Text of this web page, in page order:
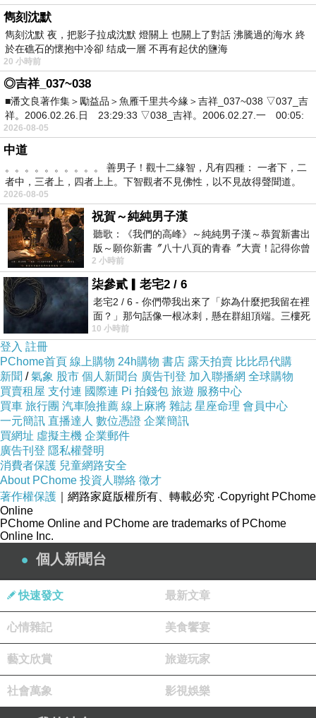
「三千多塊？應該不會呀，我等一下查看看，我記
票是這幾天到期的呀，哪有可能我們的存摺只有三
說著文強邊把皮包裡的託收簿拿出來看邊對秋雨說
廳的票是前天到期的呀，那張票有二十幾萬。」
「可是銀行說錢不夠扣款呀，為什麼會這樣？」秋
著手邊的高麗菜，這幾天文強買回來的高麗菜都爛
表看起來還好，有的是連心都爛的很離譜，這幾天
壞，每次大雨下完後就又出大太陽，難怪高麗菜會
白菜也好不到哪裡去。明知道買這樣的菜回來會被
又有什麼辦法呢。
「銀行說那張票跳票！」在秋雨發呆的同時，文強
銀行查詢好了。
「跳票？你是說中正路的那家餐廳嗎？」不了解狀
思裡回了神「他們的付款不是都很正常嗎，你昨天
給他們，他們沒跟你說什麼嗎？」一連串的疑慮就
的口中脫出「我們是不是還有他們還沒到期的票？
「有啊！還有三張票，每一張都二十幾萬，昨天我
到他們老闆，他們門也沒關門呀」文強心想他們的
在送，為什麼我會沒發現有什麼狀況「我去看一下
上一篇：荷花荷花幾月開（三十八）
下一篇：荷花荷花幾月開（四十）
雋刻沈默
雋刻沈默 夜，把影子拉成沈默 燈關上 也關上了對話 沸騰過的海水 終
於在礁石的懷抱中冷卻 结成一層 不再有起伏的鹽海
20 小時前
◎吉祥_037~038
■潘文良著作集＞勵益品＞魚雁千里共今緣＞吉祥_037~038 ▽037_吉
祥。2006.02.26.日 23:29:33 ▽038_吉祥。2006.02.27.一 00:05:
2026-08-05
中道
。。。。。。。。。。 善男子！觀十二緣智，凡有四種： 一者下，二
者中，三者上，四者上上。下智觀者不見佛性，以不見故得聲聞道。
2026-08-05
祝賀～純純男子漢
聽歌：《我們的高峰》～純純男子漢～恭賀新書出
版～願你新書〞八十八頁的青春〞大賣！記得你曾
經在我的版留言…「好讚的圖^^感覺大家
2 小時前
柒參貳▎老宅2 / 6
老宅2 / 6 - 你們帶我出來了「妳為什麼把我留在裡
面？」那句話像一根冰刺，懸在群組頂端。三樓死
死盯著照片裡的人。那個人確實站在
10 小時前
登入 註冊
PChome首頁 線上購物 24h購物 書店 露天拍賣 比比昂代購
新聞 /氣象 股市 個人新聞台 廣告刊登 加入聯播網 全球購物
買賣租屋 支付連 國際連 Pi 拍錢包 旅遊 服務中心
買車 旅行團 汽車險推薦 線上麻將 雜誌 星座命理 會員中心
一元簡訊 直播達人 數位憑證 企業簡訊
買網址 虛擬主機 企業郵件
廣告刊登 隱私權聲明
消費者保護 兒童網路安全
About PChome 投資人聯絡 徵才
著作權保護 ｜網路家庭版權所有、轉載必究 ‧Copyright PChome
Online
PChome Online and PChome are trademarks of PChome
Online Inc.
個人新聞台
快速發文 最新文章
心情雜記 美食饗宴
藝文欣賞 旅遊玩家
社會萬象 影視娛樂